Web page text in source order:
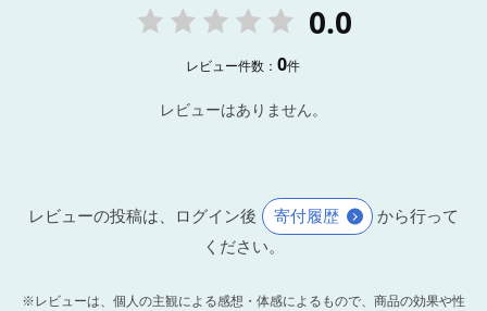
0.0
レビュー件数：0件
レビューはありません。
レビューの投稿は、ログイン後 寄付履歴
から行って
ください。
※レビューは、個人の主観による感想・体感によるもので、商品の効果や性